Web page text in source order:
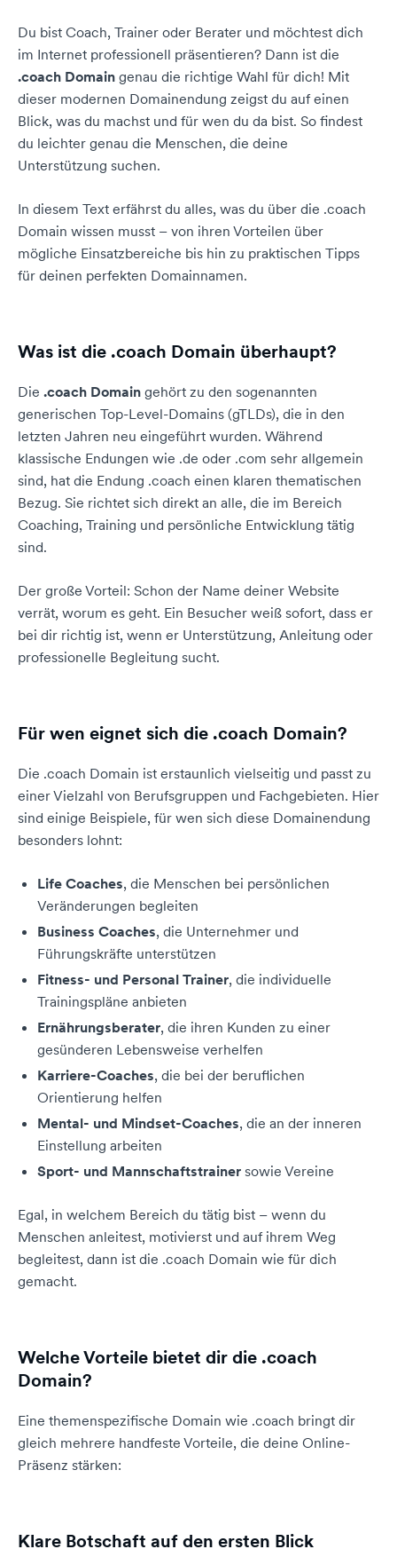
Du bist Coach, Trainer oder Berater und möchtest dich
im Internet professionell präsentieren? Dann ist die
.coach Domain genau die richtige Wahl für dich! Mit
dieser modernen Domainendung zeigst du auf einen
Blick, was du machst und für wen du da bist. So findest
du leichter genau die Menschen, die deine
Unterstützung suchen.
In diesem Text erfährst du alles, was du über die .coach
Domain wissen musst – von ihren Vorteilen über
mögliche Einsatzbereiche bis hin zu praktischen Tipps
für deinen perfekten Domainnamen.
Was ist die .coach Domain überhaupt?
Die .coach Domain gehört zu den sogenannten
generischen Top-Level-Domains (gTLDs), die in den
letzten Jahren neu eingeführt wurden. Während
klassische Endungen wie .de oder .com sehr allgemein
sind, hat die Endung .coach einen klaren thematischen
Bezug. Sie richtet sich direkt an alle, die im Bereich
Coaching, Training und persönliche Entwicklung tätig
sind.
Der große Vorteil: Schon der Name deiner Website
verrät, worum es geht. Ein Besucher weiß sofort, dass er
bei dir richtig ist, wenn er Unterstützung, Anleitung oder
professionelle Begleitung sucht.
Für wen eignet sich die .coach Domain?
Die .coach Domain ist erstaunlich vielseitig und passt zu
einer Vielzahl von Berufsgruppen und Fachgebieten. Hier
sind einige Beispiele, für wen sich diese Domainendung
besonders lohnt:
Life Coaches, die Menschen bei persönlichen
Veränderungen begleiten
Business Coaches, die Unternehmer und
Führungskräfte unterstützen
Fitness- und Personal Trainer, die individuelle
Trainingspläne anbieten
Ernährungsberater, die ihren Kunden zu einer
gesünderen Lebensweise verhelfen
Karriere-Coaches, die bei der beruflichen
Orientierung helfen
Mental- und Mindset-Coaches, die an der inneren
Einstellung arbeiten
Sport- und Mannschaftstrainer sowie Vereine
Egal, in welchem Bereich du tätig bist – wenn du
Menschen anleitest, motivierst und auf ihrem Weg
begleitest, dann ist die .coach Domain wie für dich
gemacht.
Welche Vorteile bietet dir die .coach
Domain?
Eine themenspezifische Domain wie .coach bringt dir
gleich mehrere handfeste Vorteile, die deine Online-
Präsenz stärken:
Klare Botschaft auf den ersten Blick